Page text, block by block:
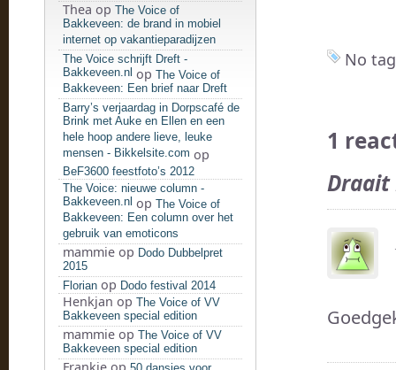
Thea op The Voice of
Bakkeveen: de brand in mobiel
internet op vakantieparadijzen
The Voice schrijft Dreft -
Bakkeveen.nl op The Voice of
Bakkeveen: Een brief naar Dreft
Barry’s verjaardag in Dorpscafé de
Brink met Auke en Ellen en een
hele hoop andere lieve, leuke
mensen - Bikkelsite.com op
BeF3600 feestfoto’s 2012
The Voice: nieuwe column -
Bakkeveen.nl op The Voice of
Bakkeveen: Een column over het
gebruik van emoticons
mammie op Dodo Dubbelpret
2015
Florian op Dodo festival 2014
Henkjan op The Voice of VV
Bakkeveen special edition
mammie op The Voice of VV
Bakkeveen special edition
No
1
Draait